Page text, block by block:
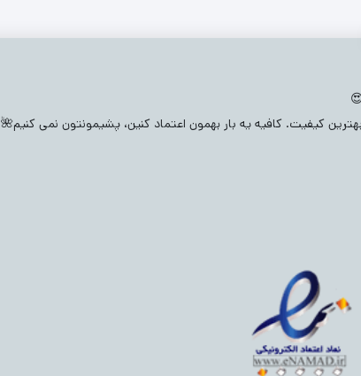
بیلر نوزادی(126) شلوار بچگانه (2218)
کیفیت. کافیه یه بار بهمون اعتماد کنین، پشیمونتون نمی کنیم🌺